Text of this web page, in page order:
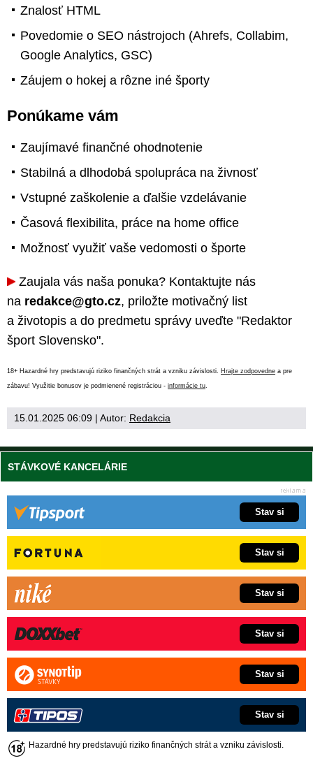
Znalosť HTML
Povedomie o SEO nástrojoch (Ahrefs, Collabim,
Google Analytics, GSC)
Záujem o hokej a rôzne iné športy
Ponúkame vám
Zaujímavé finančné ohodnotenie
Stabilná a dlhodobá spolupráca na živnosť
Vstupné zaškolenie a ďalšie vzdelávanie
Časová flexibilita, práce na home office
Možnosť využiť vaše vedomosti o športe
Zaujala vás naša ponuka? Kontaktujte nás
na redakce@gto.cz, priložte motivačný list
a životopis a do predmetu správy uveďte "Redaktor
šport Slovensko".
18+ Hazardné hry predstavujú riziko finančných strát a vzniku závislosti. Hrajte zodpovedne a pre
zábavu! Využitie bonusov je podmienené registráciou - informácie tu.
15.01.2025 06:09 | Autor: Redakcia
STÁVKOVÉ KANCELÁRIE
Stav si
Stav si
Stav si
Stav si
Stav si
Stav si
Hazardné hry predstavujú riziko finančných strát a vzniku závislosti.